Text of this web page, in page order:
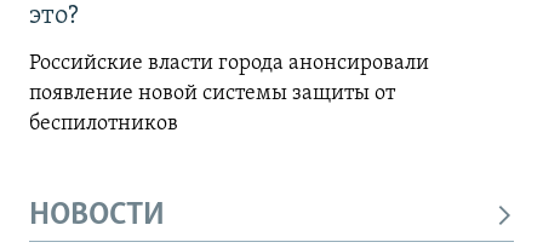
это?
Российские власти города анонсировали
появление новой системы защиты от
беспилотников
НОВОСТИ